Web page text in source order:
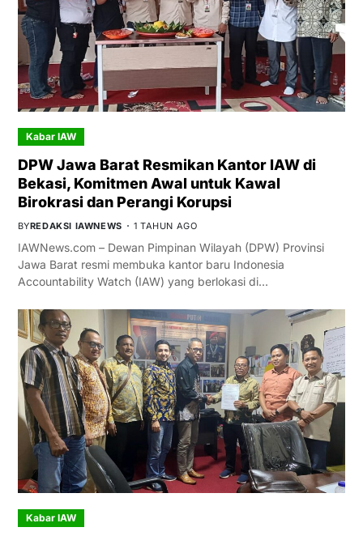
Kabar IAW
DPW Jawa Barat Resmikan Kantor IAW di
Bekasi, Komitmen Awal untuk Kawal
Birokrasi dan Perangi Korupsi
BYREDAKSI IAWNEWS 1 TAHUN AGO
IAWNews.com – Dewan Pimpinan Wilayah (DPW) Provinsi
Jawa Barat resmi membuka kantor baru Indonesia
Accountability Watch (IAW) yang berlokasi di…
Kabar IAW